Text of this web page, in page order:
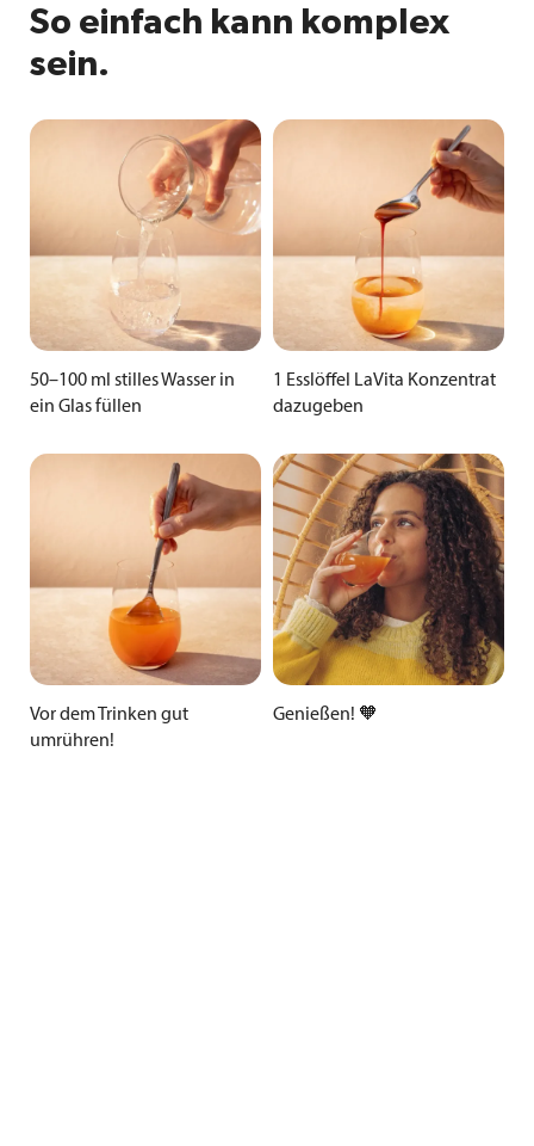
So einfach kann komplex
sein.
50–100 ml stilles Wasser in
ein Glas füllen
1 Esslöffel LaVita Konzentrat
dazugeben
Vor dem Trinken gut
umrühren!
Genießen! 🧡